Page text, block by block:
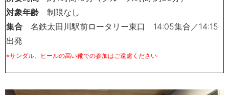
対象年齢 制限なし
集合 名鉄太田川駅前ロータリー東口 14:05集合／14:15
出発
※サンダル、ヒールの高い靴での参加はご遠慮ください